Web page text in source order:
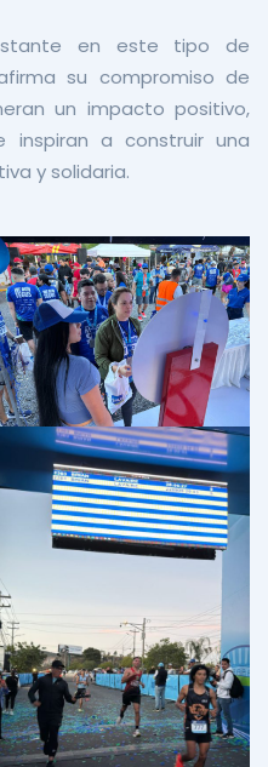
en este tipo de
su compromiso de
un impacto positivo,
inspiran a construir una
y solidaria.